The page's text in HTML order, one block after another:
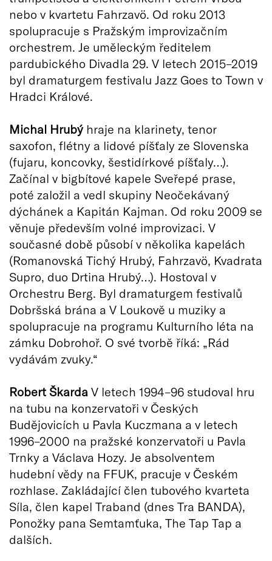
nebo v kvartetu Fahrzavö. Od roku 2013
spolupracuje s Pražským improvizačním
orchestrem. Je uměleckým ředitelem
pardubického Divadla 29. V letech 2015–2019
byl dramaturgem festivalu Jazz Goes to Town v
Hradci Králové.
Michal Hrubýhraje na klarinety, tenor
saxofon, flétny a lidové píšťaly ze Slovenska
(fujaru, koncovky, šestidírkové píšťaly…).
Začínal v bigbítové kapele Sveřepé prase,
poté založil a vedl skupiny Neočekávaný
dýchánek a Kapitán Kajman. Od roku 2009 se
věnuje především volné improvizaci. V
současné době působí v několika kapelách
(Romanovská Tichý Hrubý, Fahrzavö, Kvadrata
Supro, duo Drtina Hrubý…). Hostoval v
Orchestru Berg. Byl dramaturgem festivalů
Dobršská brána a V Loukově u muziky a
spolupracuje na programu Kulturního léta na
zámku Dobrohoř. O své tvorbě říká: „Rád
vydávám zvuky.“
Robert Škarda V letech 1994–96 studoval hru
na tubu na konzervatoři v Českých
Budějovicích u Pavla Kuczmana a v letech
1996–2000 na pražské konzervatoři u Pavla
Trnky a Václava Hozy. Je absolventem
hudební vědy na FFUK, pracuje v Českém
rozhlase. Zakládající člen tubového kvarteta
Síla, člen kapel Traband (dnes Tra BANDA),
Ponožky pana Semtamťuka, The Tap Tap a
dalších.